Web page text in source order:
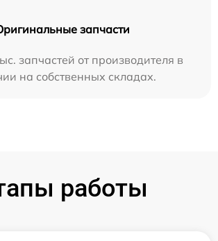
запчасти
запчастей от производителя в
на собственных складах.
работы